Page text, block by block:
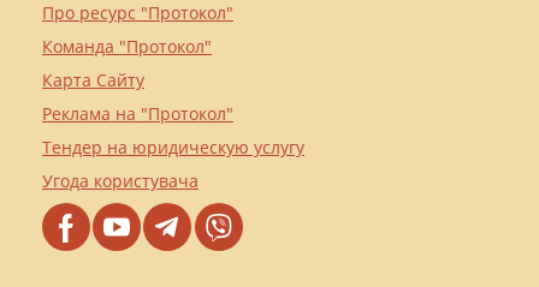
Про ресурс "Протокол"
Команда "Протокол"
Карта Сайту
Реклама на "Протокол"
Тендер на юридическую услугу
Угода користувача